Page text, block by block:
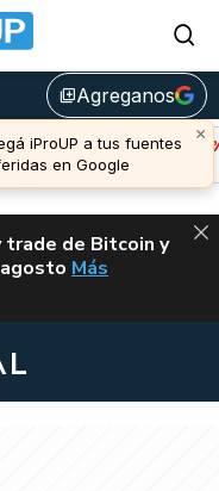
library_addAgreganos
Avalanche (-4,39%)
u$s 6,41
trade de Bitcoin y
VUELVE EL
Más